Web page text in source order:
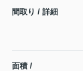
間取り / 詳細
面積 /